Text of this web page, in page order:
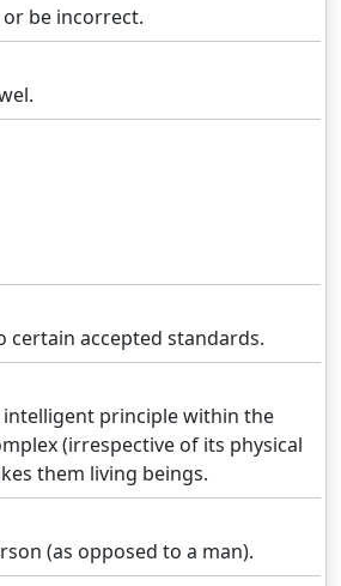
be incorrect.
certain accepted standards.
intelligent principle within the
(irrespective of its physical
them living beings.
(as opposed to a man).